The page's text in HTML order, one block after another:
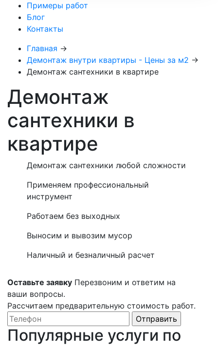
Примеры работ
Блог
Контакты
Главная →
Демонтаж внутри квартиры - Цены за м2 →
Демонтаж сантехники в квартире
Демонтаж
сантехники в
квартире
Демонтаж сантехники любой сложности
Применяем профессиональный
инструмент
Работаем без выходных
Выносим и вывозим мусор
Наличный и безналичный расчет
Оставьте заявку Перезвоним и ответим на
ваши вопросы.
Рассчитаем предварительную стоимость работ.
Популярные услуги по